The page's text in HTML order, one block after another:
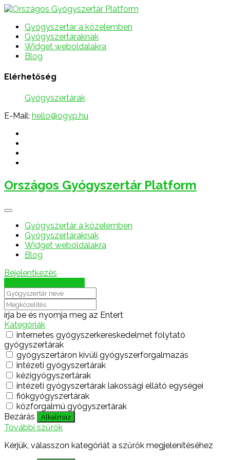
Gyógyszertár a közelemben
Gyógyszertáraknak
Widget weboldalakra
Blog
Elérhetőség
Gyógyszertárak
E-Mail: hello@ogyp.hu
Országos Gyógyszertár Platform
Gyógyszertár a közelemben
Gyógyszertáraknak
Widget weboldalakra
Blog
Bejelentkezés
írja be és nyomja meg az Entert
Kategóriák
internetes gyógyszerkereskedelmet folytató
gyógyszertárak
gyógyszertáron kívüli gyógyszerforgalmazás
intézeti gyógyszertárak
kézigyógyszertárak
intézeti gyógyszertárak lakossági ellátó egységei
fiókgyógyszertárak
közforgalmú gyógyszertárak
Bezárás
Alkalmaz
További szűrők
Kérjük, válasszon kategóriát a szűrők megjelenítéséhez